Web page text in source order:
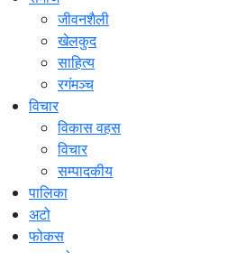
जीवनशैली
खेलकुद
साहित्य
रगंमञ्च
विचार
विकास वहस
विचार
सम्पादकीय
पालिका
अटो
फोकस